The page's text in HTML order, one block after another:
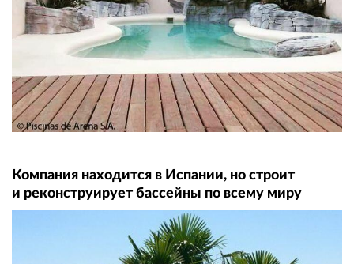
Компания находится в Испании, но строит
и реконструирует бассейны по всему миру